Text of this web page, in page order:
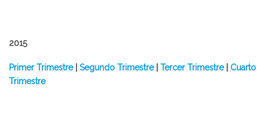
2015
Primer Trimestre| Segundo Trimestre| Tercer Trimestre| Cuarto
Trimestre